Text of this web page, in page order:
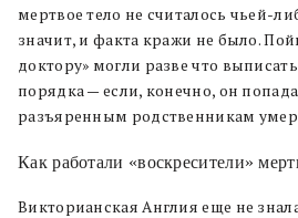
мертвое тело не считалось чьей-
значит, и факта кражи не было.
доктору» могли разве что
порядка — если, конечно, он
разъяренным родственникам
Как работали «воскресители»
Викторианская Англия еще не